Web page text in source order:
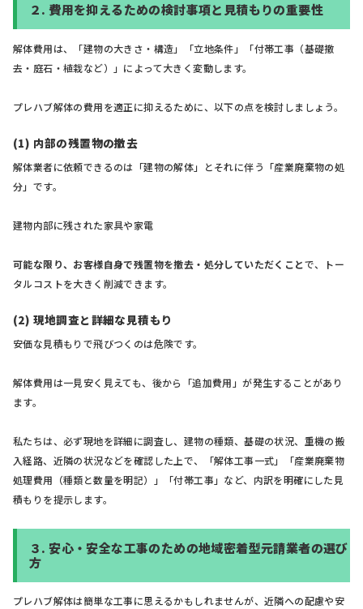
２. 費用を抑えるための検討事項と見積もりの重要性
解体費用は、「建物の大きさ・構造」「立地条件」「付帯工事（基礎撤
去・庭石・植栽など）」によって大きく変動します。
プレハブ解体の費用を適正に抑えるために、以下の点を検討しましょう。
(1) 内部の残置物の撤去
解体業者に依頼できるのは「建物の解体」とそれに伴う「産業廃棄物の処
分」です。
建物内部に残された家具や家電
可能な限り、お客様自身で残置物を撤去・処分していただくことで、トー
タルコストを大きく削減できます。
(2) 現地調査と詳細な見積もり
安価な見積もりで飛びつくのは危険です。
解体費用は一見安く見えても、後から「追加費用」が発生することがあり
ます。
私たちは、必ず現地を詳細に調査し、建物の種類、基礎の状況、重機の搬
入経路、近隣の状況などを確認した上で、「解体工事一式」「産業廃棄物
処理費用（種類と数量を明記）」「付帯工事」など、内訳を明確にした見
積もりを提示します。
３. 安心・安全な工事のための地域密着型元請業者の選び
方
プレハブ解体は簡単な工事に思えるかもしれませんが、近隣への配慮や安